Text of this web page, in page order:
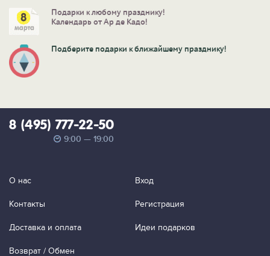
Подарки к любому празднику!
Календарь от Ар де Кадо!
Подберите подарки к ближайшему празднику!
8 (495) 777-22-50
9:00 — 19:00
О нас
Контакты
Доставка и оплата
Возврат / Обмен
Вход
Регистрация
Идеи подарков